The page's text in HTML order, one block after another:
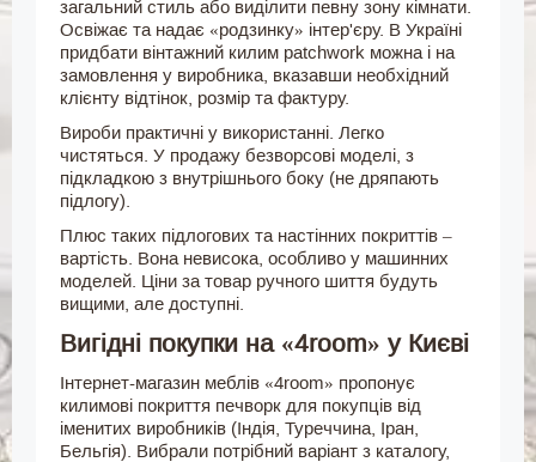
загальний стиль або виділити певну зону кімнати.
Освіжає та надає «родзинку» інтер'єру. В Україні
придбати вінтажний килим рatchwork можна і на
замовлення у виробника, вказавши необхідний
клієнту відтінок, розмір та фактуру.
Вироби практичні у використанні. Легко
чистяться. У продажу безворсові моделі, з
підкладкою з внутрішнього боку (не дряпають
підлогу).
Плюс таких підлогових та настінних покриттів –
вартість. Вона невисока, особливо у машинних
моделей. Ціни за товар ручного шиття будуть
вищими, але доступні.
Вигідні покупки на «4room» у Києві
Інтернет-магазин меблів «4room» пропонує
килимові покриття печворк для покупців від
іменитих виробників (Індія, Туреччина, Іран,
Бельгія). Вибрали потрібний варіант з каталогу,